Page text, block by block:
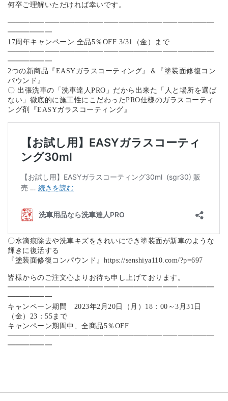
何卒ご理解いただければ幸いです。
━━━━━━━━━━━━━━━━━━━━━━━━━━━━
━━━━━━
17周年キャンペーン 全品5％OFF 3/31（金）まで
━━━━━━━━━━━━━━━━━━━━━━━━━━━━
━━━━━━
2つの新商品『EASYガラスコーティング』＆『塗装面修復コン
パウンド』
〇 出張洗車の「洗車達人PRO」だから出来た「人と場所を選ば
ない」徹底的に施工性にこだわったPRO仕様のガラスコーティ
ング剤『EASYガラスコーティング』
〇水滴痕除去や洗車キズをきれいにでき塗装面が新車のような
輝きに復活する
『塗装面修復コンパウンド』https://senshiya110.com/?p=697
皆様からのご注文心よりお待ち申し上げております。
━━━━━━━━━━━━━━━━━━━━━━━━━━━━
━━━━━━
キャンペーン期間 2023年2月20日（月）18：00～3月31日
（金）23：55まで
キャンペーン期間中、全商品5％OFF
━━━━━━━━━━━━━━━━━━━━━━━━━━━━
━━━━━━